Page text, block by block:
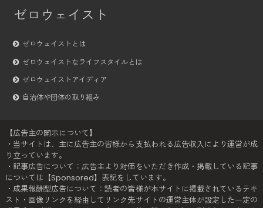
ゼロウェイスト
ゼロウェイストとは
ゼロウェイストなライフスタイルとは
ゼロウェイストアイディア
自治体や団体の取り組み
【広告主の開示について】
・当サイトは、主に広告主の皆様から支払われる広告収入により運営が成
り立っています。
・記事広告について：広告主より対価をいただき作成・掲載している記事
については【Sponsored】表記をしています。
・成果報酬型広告について：読者の皆様が本サイトに掲載されているテキ
スト・画像リンクを経由してリンク先サイトの運営主体が設定した一定の